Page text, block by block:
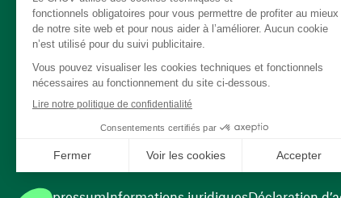
(opens in a new window)
(opens in a new window)
Nos